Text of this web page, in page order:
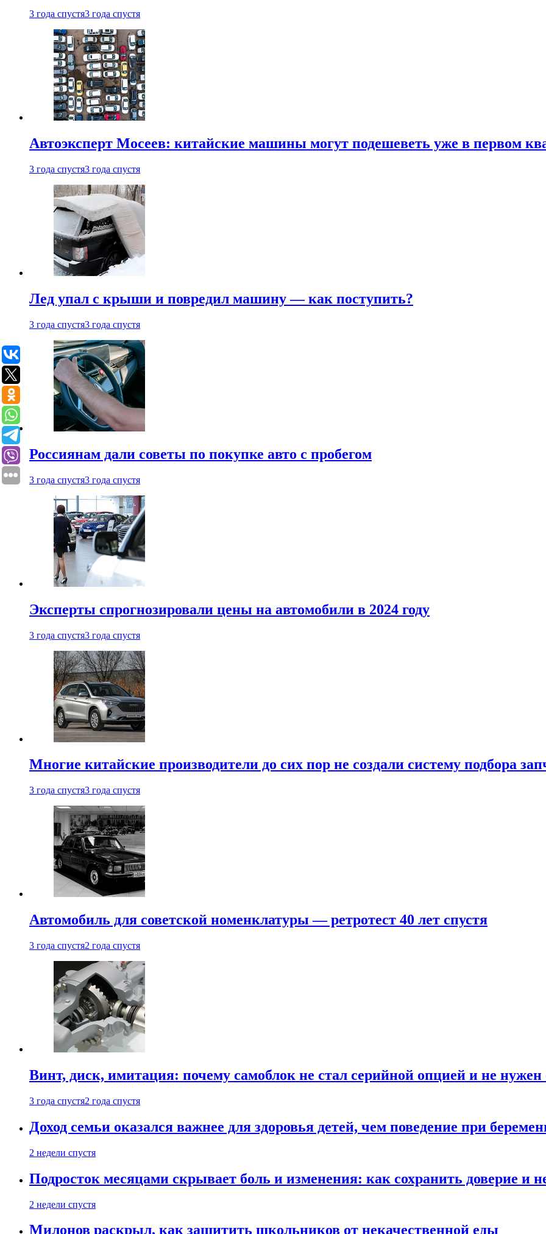
3 года спустя3 года спустя
Автоэксперт Мосеев: китайские машины могут подешеветь уже в первом
3 года спустя3 года спустя
Лед упал с крыши и повредил машину — как поступить?
3 года спустя3 года спустя
Россиянам дали советы по покупке авто с пробегом
3 года спустя3 года спустя
Эксперты спрогнозировали цены на автомобили в 2024 году
3 года спустя3 года спустя
Многие китайские производители до сих пор не создали систему подбора
3 года спустя3 года спустя
Автомобиль для советской номенклатуры — ретротест 40 лет спустя
3 года спустя2 года спустя
Винт, диск, имитация: почему самоблок не стал серийной опцией и не
3 года спустя2 года спустя
Доход семьи оказался важнее для здоровья детей, чем поведение при
2 недели спустя
Подросток месяцами скрывает боль и изменения: как сохранить доверие и
2 недели спустя
Милонов раскрыл, как защитить школьников от некачественной еды